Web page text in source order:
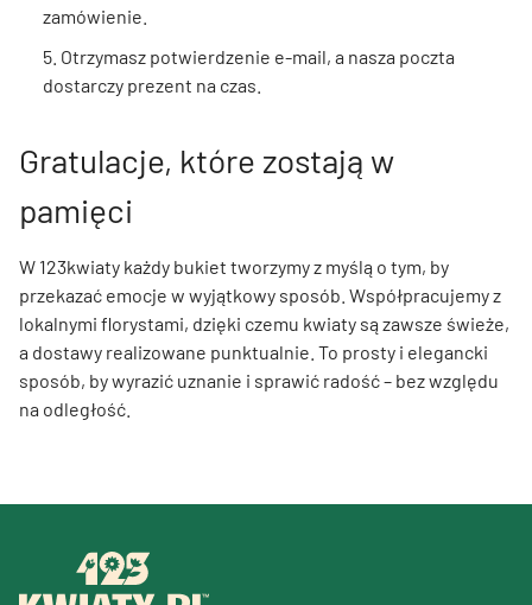
zamówienie.
5. Otrzymasz potwierdzenie e-mail, a nasza poczta
dostarczy prezent na czas.
Gratulacje, które zostają w
pamięci
W 123kwiaty każdy bukiet tworzymy z myślą o tym, by
przekazać emocje w wyjątkowy sposób. Współpracujemy z
lokalnymi florystami, dzięki czemu kwiaty są zawsze świeże,
a dostawy realizowane punktualnie. To prosty i elegancki
sposób, by wyrazić uznanie i sprawić radość – bez względu
na odległość.